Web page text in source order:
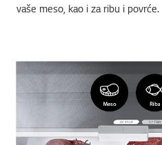
vaše meso, kao i za ribu i povrće.